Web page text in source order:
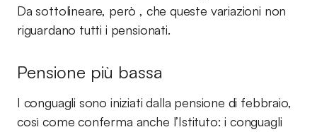
Da sottolineare, però , che queste variazioni non
riguardano tutti i pensionati.
Pensione più bassa
I conguagli sono iniziati dalla pensione di febbraio,
così come conferma anche l’Istituto: i conguagli